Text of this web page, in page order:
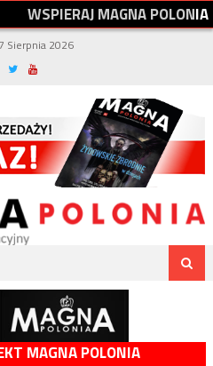
WSPIERAJMAGNAPOLONIA
Sierpnia 2026
MAGNA POLONIA